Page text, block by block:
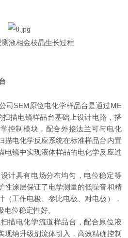
测液相金枝晶生长过程
司SEM原位电化学样品台是通过ME
描电镜样品台基础上设计电路，搭
控制模块，配合外接法兰可与电化
描电化学反应系统在标准样品台内置
电镜中实现液体样品的电化学反应过
计具有电场分布均匀，电位稳定等
性涂层保证了电学测量的低噪音和精
（工作电极、参比电极、对电极），
位稳定性好。
描电化学流道样品台，配合原位液
现纳升级别流体引入，高效精确控制